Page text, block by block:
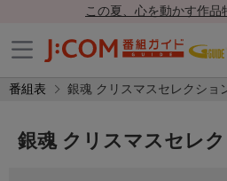
この夏、心を動かす作品
番組表 銀魂 クリスマスセレクショ
銀魂 クリスマスセレ